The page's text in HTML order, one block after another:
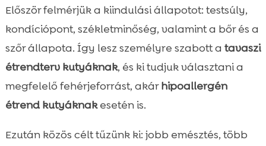
Először felmérjük a kiindulási állapotot: testsúly,
kondíciópont, székletminőség, valamint a bőr és a
szőr állapota. Így lesz személyre szabott a tavaszi
étrendterv kutyáknak, és ki tudjuk választani a
megfelelő fehérjeforrást, akárhipoallergén
étrend kutyáknakesetén is.
Ezután közös célt tűzünk ki: jobb emésztés, több